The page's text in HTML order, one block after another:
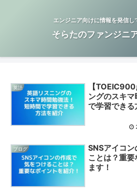
エンジニア向けに情報を発信し
そらたのファンジニ
英語
【
ングのスキ
で学習でき
ブログ
SNSアイコ
ことは？重
ます！